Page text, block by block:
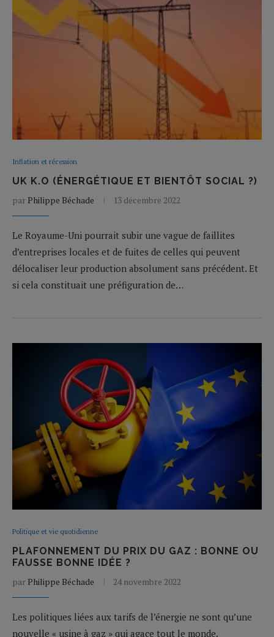
Inflation et récession
UK K.O (ÉNERGÉTIQUE ET BIENTÔT SOCIAL ?)
par Philippe Béchade 13 décembre 2022
Le Royaume-Uni pourrait subir une vague de faillites
d’entreprises locales et de fuites de celles qui peuvent
délocaliser leur production absolument sans précédent. Et
si cela constituait une préfiguration de…
Politique et vie quotidienne
PLAFONNEMENT DU PRIX DU GAZ : BONNE OU
FAUSSE BONNE IDÉE ?
par Philippe Béchade 24 novembre 2022
Les politiques liées aux tarifs de l’énergie ne sont qu’une
nouvelle « usine à gaz » qui agace tout le monde.